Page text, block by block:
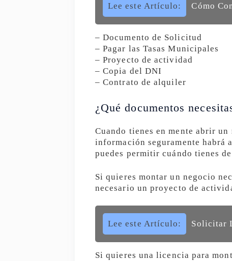
Lee este Artículo: Cómo
– Documento de Solicitud
– Pagar las Tasas Municipales
– Proyecto de actividad
– Copia del DNI
– Contrato de alquiler
¿Qué documentos
Cuando tienes en mente abrir
información seguramente habrá
puedes permitir cuándo tienes
Si quieres montar un negocio
necesario un proyecto de
Lee este Artículo: Solicitar
Si quieres una licencia para